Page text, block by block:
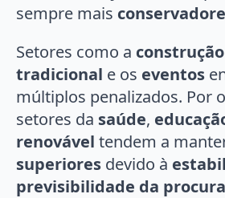
sempre mais
Setores como a
tradicional e os eventos
múltiplos penalizados. Por
setores da saúde,
renovável tendem a
superiores devido à
previsibilidade da procura